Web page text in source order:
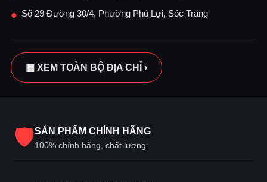
● Số 29 Đường 30/4, Phường Phú Lợi, Sóc Trăng
▦ XEM TOÀN BỘ ĐỊA CHỈ ›
🛡SẢN PHẨM CHÍNH HÃNG
100% chính hãng, chất lượng